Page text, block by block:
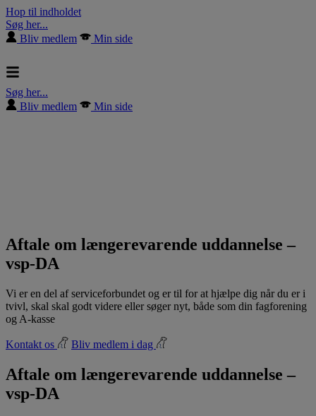
Hop til indholdet
Søg her...
Bliv medlem
Min side
Søg her...
Bliv medlem
Min side
Aftale om længerevarende uddannelse –
vsp-DA
Vi er en del af serviceforbundet og er til for at hjælpe dig når du er i
tvivl, skal skal godt videre eller søger nyt, både som din fagforening
og A-kasse
Kontakt os Bliv medlem i dag
Aftale om længerevarende uddannelse –
vsp-DA